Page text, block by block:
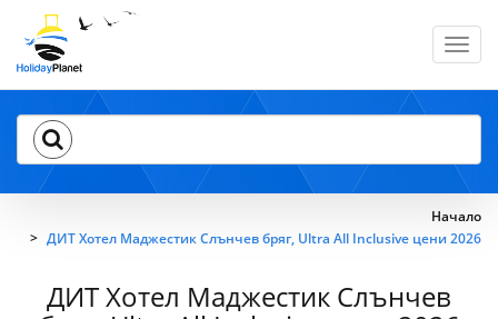
Начало
ДИТ Хотел Маджестик Слънчев бряг, Ultra All Inclusive цени 2026
ДИТ Хотел Маджестик Слънчев